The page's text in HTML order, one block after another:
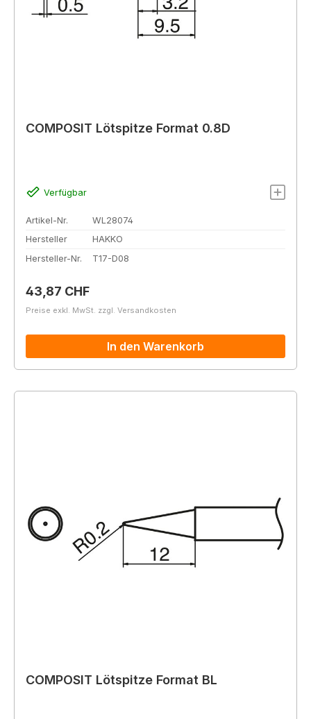
COMPOSIT Lötspitze Format 0.8D
Verfügbar
Artikel-Nr.
WL28074
Hersteller
HAKKO
Hersteller-Nr.
T17-D08
Regulärer Preis:
43,87 CHF
Preise exkl. MwSt. zzgl. Versandkosten
In den Warenkorb
COMPOSIT Lötspitze Format BL